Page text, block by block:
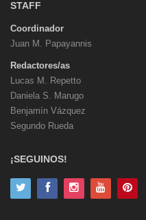
STAFF
Coordinador
Juan M. Papayannis
Redactores/as
Lucas M. Repetto
Daniela S. Marugo
Benjamín Vázquez
Segundo Rueda
¡SEGUINOS!